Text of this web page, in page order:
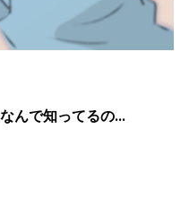
んで知ってるの…